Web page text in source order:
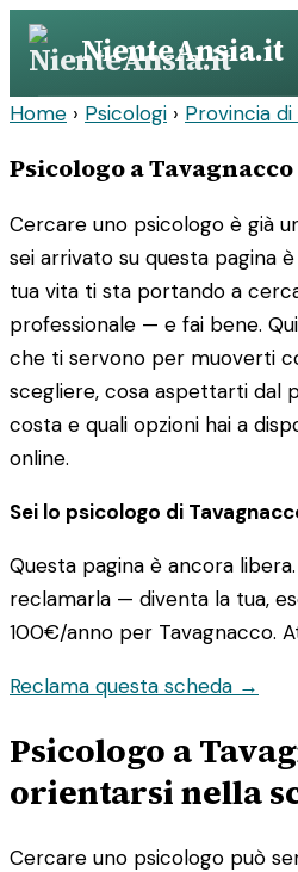
Vai
contenuto
NienteAnsia.it
Home › Psicologi › Provincia di
Psicologo a Tavagnacco
Cercare uno psicologo è già
sei arrivato su questa pagina
tua vita ti sta portando a
professionale — e fai bene.
che ti servono per muoverti
scegliere, cosa aspettarti dal
costa e quali opzioni hai a
online.
Sei lo psicologo di
Questa pagina è ancora
reclamarla — diventa la tua,
100€/anno per Tavagnacco.
Reclama questa scheda →
Psicologo a
orientarsi nella
Cercare uno psicologo può